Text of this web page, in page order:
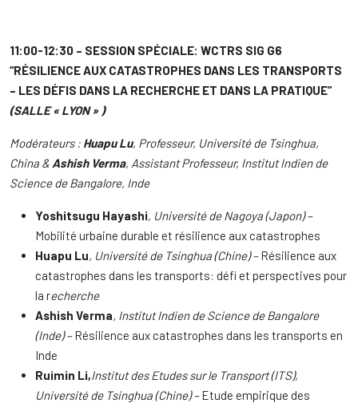
11:00-12:30 – SESSION SPÉCIALE: WCTRS SIG G6
“RÉSILIENCE AUX CATASTROPHES DANS LES TRANSPORTS
– LES DÉFIS DANS LA RECHERCHE ET DANS LA PRATIQUE”
(SALLE « LYON » )
Modérateurs : Huapu Lu, Professeur, Université de Tsinghua,
China & Ashish Verma, Assistant Professeur, Institut Indien de
Science de Bangalore, Inde
Yoshitsugu Hayashi, Université de Nagoya (Japon) –
Mobilité urbaine durable et résilience aux catastrophes
Huapu Lu, Université de Tsinghua (Chine) –Résilience aux
catastrophes dans les transports: défi et perspectives pour
la recherche
Ashish Verma, Institut Indien de Science de Bangalore
(Inde) –Résilience aux catastrophes dans les transports en
Inde
Ruimin Li,Institut des Etudes sur le Transport (ITS),
Université de Tsinghua (Chine) –Etude empirique des